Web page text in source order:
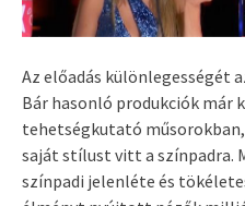
Az előadás különlegességét
Bár hasonló produkciók már
tehetségkutató
saját stílust vitt a színpadra.
színpadi jelenléte és